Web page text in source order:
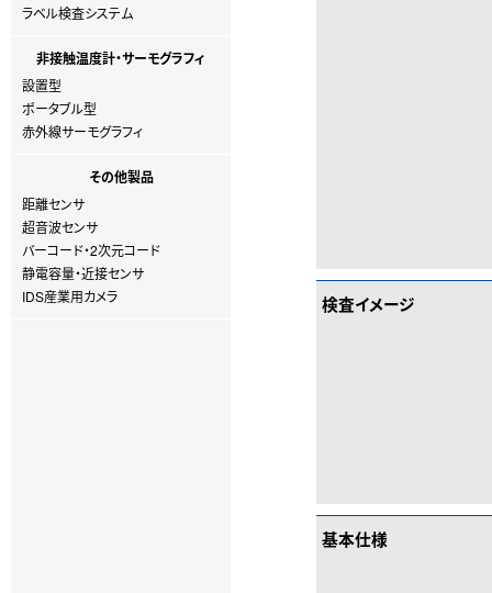
ラベル検査システム
非接触温度計・サーモグラフィ
設置型
ポータブル型
赤外線サーモグラフィ
その他製品
距離センサ
超音波センサ
バーコード・2次元コード
静電容量・近接センサ
IDS産業用カメラ
検査イメージ
基本仕様